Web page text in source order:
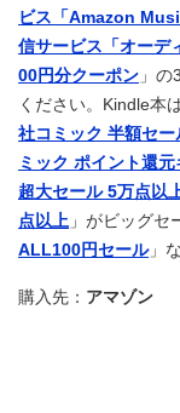
ビス「Amazon
信サービス「オーデ
00円分クーポン 」
ください。Kindle本
社コミック 半額セ
ミック ポイント還
超大セール 5万点以
点以上 」がビッグセ
ALL100円セール」
購入先： アマゾン